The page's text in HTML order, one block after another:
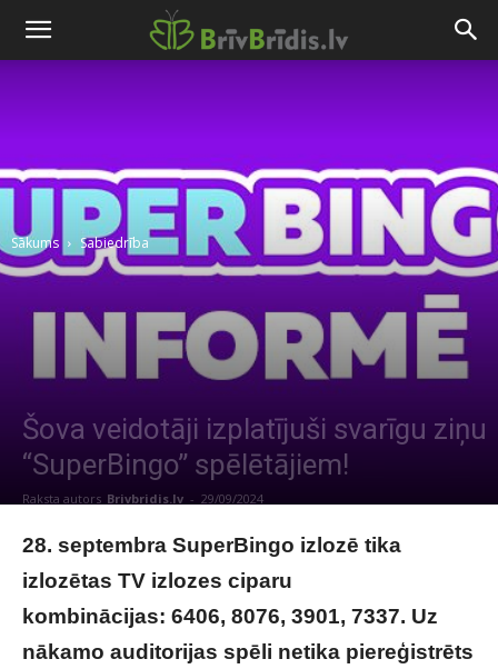
Sākums Sabiedrība
Šova veidotāji izplatījuši svarīgu ziņu
“SuperBingo” spēlētājiem!
Raksta autors Brivbridis.lv - 29/09/2024
28. septembra SuperBingo izlozē tika
izlozētas TV izlozes ciparu
kombinācijas: 6406, 8076, 3901, 7337. Uz
nākamo auditorijas spēli netika piereģistrēts